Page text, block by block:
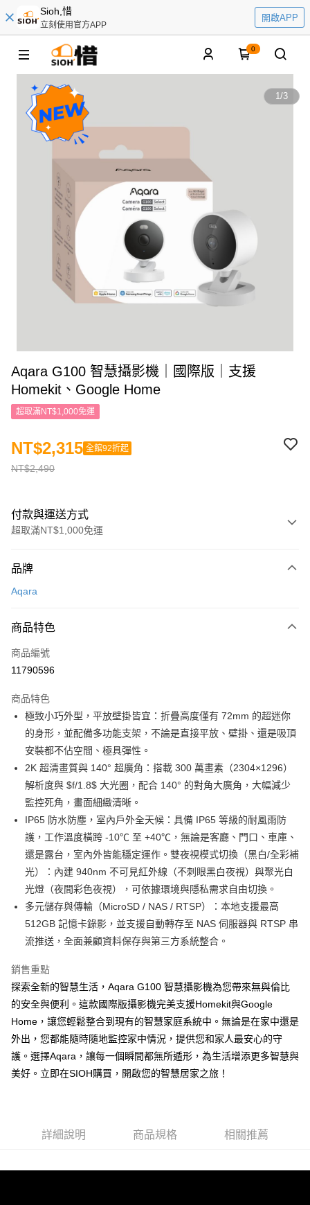
Sioh,惜
立刻使用官方APP
開啟APP
0
1/3
Aqara G100 智慧攝影機｜國際版｜支援
Homekit、Google Home
超取滿NT$1,000免運
NT$2,490
NT$2,315 全館92折起
付款與運送方式
超取滿NT$1,000免運
信用卡一次付款
3 期 0 利率 每期
合作金庫商業銀行
上海商業儲蓄銀行
臺灣中小企業銀行
匯豐（台灣）商業銀行
華泰商業銀行
聯邦商業銀行
遠東國際商業銀行
元大商業銀行
玉山商業銀行
星展（台灣）商業銀行
台灣樂天信用卡公司
合作金庫商業銀行
上海商業儲蓄銀行
國泰世華商業銀行
兆豐國際商業銀行
匯豐（台灣）商業銀行
華泰商業銀行
聯邦商業銀行
元大商業銀行
永豐商業銀行
玉山商業銀行
星展（台灣）商業銀行
台新國際商業銀行
LINE Pay
Apple Pay
街口支付
悠遊付
Google Pay
全盈+PAY
運送方式
付款後全家取貨 (單筆不可超過4000元)
每筆NT$120，滿NT$1,000(含以上)免運費
付款後萊爾富取貨 (單筆不可超過4000元)
每筆NT$120，滿NT$1,000(含以上)免運費
付款後7-11取貨 (單筆不可超過4000元)
每筆NT$120，滿NT$1,000(含以上)免運費
黑貓宅急便
每筆NT$120，滿NT$2,000(含以上)免運費
品牌
Aqara
商品特色
商品編號
11790596
商品特色
極致小巧外型，平放壁掛皆宜：折疊高度僅有 72mm 的超迷你
的身形，並配備多功能支架，不論是直接平放、壁掛、還是吸頂
安裝都不佔空間、極具彈性。
2K 超清畫質與 140° 超廣角：搭載 300 萬畫素（2304×1296）
解析度與 $f/1.8$ 大光圈，配合 140° 的對角大廣角，大幅減少
監控死角，畫面細緻清晰。
IP65 防水防塵，室內戶外全天候：具備 IP65 等級的耐風雨防
護，工作溫度橫跨 -10℃ 至 +40℃，無論是客廳、門口、車庫、
還是露台，室內外皆能穩定運作。雙夜視模式切換（黑白/全彩補
光）：內建 940nm 不可見紅外線（不刺眼黑白夜視）與聚光白
光燈（夜間彩色夜視），可依據環境與隱私需求自由切換。
多元儲存與傳輸（MicroSD / NAS / RTSP）：本地支援最高
512GB 記憶卡錄影，並支援自動轉存至 NAS 伺服器與 RTSP 串
流推送，全面兼顧資料保存與第三方系統整合。
銷售重點
探索全新的智慧生活，Aqara G100 智慧攝影機為您帶來無與倫比
的安全與便利。這款國際版攝影機完美支援Homekit與Google
Home，讓您輕鬆整合到現有的智慧家庭系統中。無論是在家中還是
外出，您都能隨時隨地監控家中情況，提供您和家人最安心的守
護。選擇Aqara，讓每一個瞬間都無所遁形，為生活增添更多智慧與
美好。立即在SIOH購買，開啟您的智慧居家之旅！
詳細說明 商品規格 相關推薦